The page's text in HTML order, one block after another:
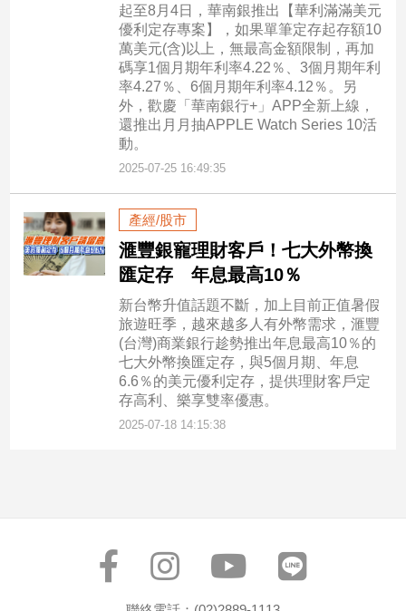
起至8月4日，華南銀推出【華利滿滿美元
優利定存專案】，如果單筆定存起存額10
萬美元(含)以上，無最高金額限制，再加
碼享1個月期年利率4.22％、3個月期年利
率4.27％、6個月期年利率4.12％。另
外，歡慶「華南銀行+」APP全新上線，
還推出月月抽APPLE Watch Series 10活
動。
2025-07-25 16:49:35
產經/股市
滙豐銀寵理財客戶！七大外幣換
匯定存 年息最高10％
新台幣升值話題不斷，加上目前正值暑假
旅遊旺季，越來越多人有外幣需求，滙豐
(台灣)商業銀行趁勢推出年息最高10％的
七大外幣換匯定存，與5個月期、年息
6.6％的美元優利定存，提供理財客戶定
存高利、樂享雙率優惠。
2025-07-18 14:15:38